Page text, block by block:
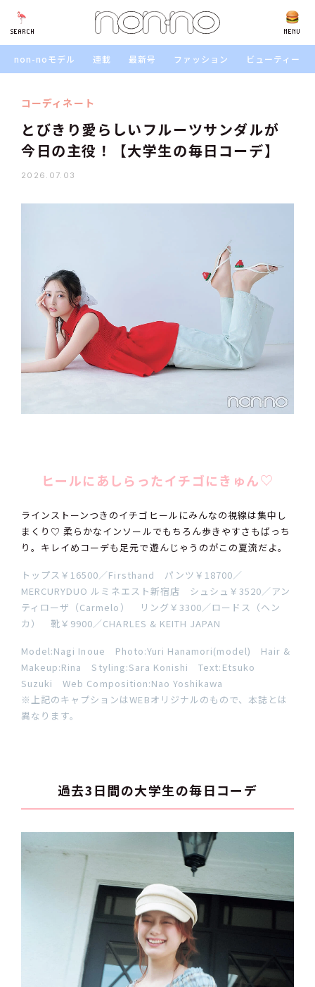
SEARCH MENU
SEARCH
non-noモデル 連載 最新号 ファッション ビューティー
コーディネート
とびきり愛らしいフルーツサンダルが
今日の主役！【大学生の毎日コーデ】
2026.07.03
ヒールにあしらったイチゴにきゅん♡
ラインストーンつきのイチゴヒールにみんなの視線は集中し
まくり♡ 柔らかなインソールでもちろん歩きやすさもばっち
り。キレイめコーデも足元で遊んじゃうのがこの夏流だよ。
トップス￥16500／Firsthand パンツ￥18700／
MERCURYDUO ルミネエスト新宿店 シュシュ￥3520／アン
ティローザ（Carmelo） リング￥3300／ロードス（ヘン
カ） 靴￥9900／CHARLES & KEITH JAPAN
Model:Nagi Inoue Photo:Yuri Hanamori(model) Hair &
Makeup:Rina Styling:Sara Konishi Text:Etsuko
Suzuki Web Composition:Nao Yoshikawa
※上記のキャプションはWEBオリジナルのもので、本誌とは
異なります。
過去3日間の大学生の毎日コーデ